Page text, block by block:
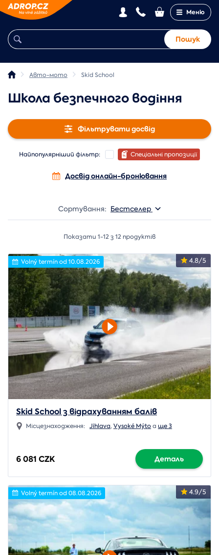
Меню
Пошук
Авто-мото Skid School
Школа безпечного водіння
Фільтрувати досвід
Найпопулярніший фільтр: Спеціальні пропозиції
Досвід онлайн-бронювання
Сортування: Бестселер
Показати 1-12 з 12 продуктів
4.8/5
Volný termín od 10.08.2026
Skid School з відрахуванням балів
Місцезнаходження: Jihlava,Vysoké Mýtoa ще 3
6 081 CZK Деталь
4.9/5
Volný termín od 08.08.2026